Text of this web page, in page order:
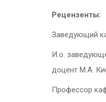
Рецензенты:
Заведующий
И.о.
доцент М.А.
Профессор